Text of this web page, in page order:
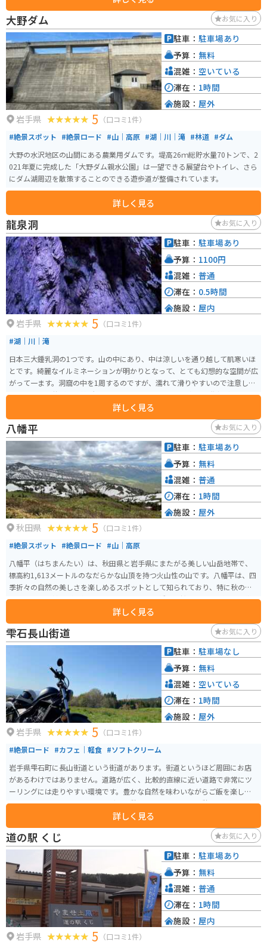
されており、畜産の歴史を知ることもできます。 園内には、ガイド付きツア
ーもあり、通常は立ち入ることができない生産現場や100年の森などを見学で
きます。特に、国の重要文化財に指定されている牛舎やサイロは必見です。農
場産の新鮮な食材を使った料理が堪能できるレストランやカフェがあり、こ
こでしか味わえないメニューが揃っています。岩手山を背景にした美しい景
色を楽しみながら、一日中ゆったりと過ごせるスポットです。
大野ダム お気に入り
岩手県 5 （口コミ1件）
#絶景スポット #絶景ロード #山｜高原 #湖｜川｜滝 #林道 #ダム
大野の水沢地区の山間にある農業用ダムです。堤高26ｍ総貯水量70トンで、2
021年夏に完成した「大野ダム親水公園」は一望できる展望台やトイレ、さら
にダム湖周辺を散策することのできる遊歩道が整備されています。
詳しく見る
駐車： 駐車場あり
予算： 無料
混雑： 空いている
滞在： 1時間
施設： 屋外
龍泉洞 お気に入り
岩手県 5 （口コミ1件）
#湖｜川｜滝
日本三大鍾乳洞の1つです。山の中にあり、中は涼しいを通り越して肌寒いほ
とです。綺麗なイルミネーションが明かりとなって、とても幻想的な空間が広
がって一ます。洞窟の中を1周するのですが、濡れて滑りやすいので注意して
ください。天井が低い箇所もあり頭もぶつかります。途中急な階段があり、
詳しく見る
駐車： 駐車場あり
予算： 1100円
混雑： 普通
滞在： 0.5時間
施設： 屋内
八幡平 お気に入り
秋田県 5 （口コミ1件）
#絶景スポット #絶景ロード #山｜高原
八幡平（はちまんたい）は、秋田県と岩手県にまたがる美しい山岳地帯で、
標高約1,613メートルのなだらかな山頂を持つ火山性の山です。八幡平は、四
季折々の自然の美しさを楽しめるスポットとして知られており、特に秋の紅
葉や夏の高山植物が人気です。山頂付近には八幡沼や鏡沼といった湿原地帯
が広がり、ハイキングコースも整備されています。山頂は真夏でも15度とい
う涼しさ。 平安の昔、坂上田村麻呂が朝廷から遣わされてここへ来た時に、
美しい景色に感動し、八幡大菩薩に感謝をこめて「八幡平」と名づけたと
か。そのシンボルである八幡沼は、八幡平の湖沼の中で一番大きい沼。エメ
ラルドグリーンに輝く沼の周囲には、ミズバショウ、ニッコウキスゲ、チン
グルマ、ワタスゲと、高山植物が、雪解けから夏まで、リレーのように咲い
ングを楽しみながら絶景を堪能することができます。冬には雪景色が広が
り、スキーやスノーボードといったウィンタースポーツも盛んです。 また、
松川温泉側から山頂をめざす八幡平樹海ラインに沿いには、蒸気が吹き出る
「太古の息吹」や、藤七温泉、大昔の噴火によってできた蓬莱境など、八幡
を走行してみると、アスピーテライン側とは、樹木の種類が異なっているこ
とにも気がつくでしょう。
詳しく見る
駐車： 駐車場あり
予算： 無料
混雑： 普通
滞在： 1時間
施設： 屋外
雫石長山街道 お気に入り
岩手県 5 （口コミ1件）
#絶景ロード #カフェ｜軽食 #ソフトクリーム
岩手県雫石町に長山街道という街道があります。街道というほど周囲にお店
があるわけではありません。道路が広く、比較的直線に近い道路で非常にツ
ーリングには走りやすい環境です。豊かな自然を味わいながらご飯を楽しめ
るカフェもあります。ツーリングの休憩と昼食やコーヒー休憩をとることが
とっておきのスポットです。小岩井農場へのアクセスも良好で、お子様との
タンデムツーリングと共に動物とのふれあい体験などもおすすめです。ま
た、長山街道から小岩井農場へ向かう道中や、小岩井農場周辺は、春になる
と盛大な桜並木が待ち受けています！夏の避暑もおすすめですが、春のお花
見と共にツーリングを楽しむこともできます！ 道中に整備されている駐車場
はないため、休憩などは『花工房らら倶楽部』様脇の駐車場をご利用いただ
くのがおすすめです。（※お店を利用するお客様も利用している駐車場です
ので、混雑時は十分にご注意ください。）交通量は多くありませんが、道路
への駐停車はお気を付けください。
詳しく見る
駐車： 駐車場なし
予算： 無料
混雑： 空いている
滞在： 1時間
施設： 屋外
道の駅 くじ お気に入り
岩手県 5 （口コミ1件）
駐車： 駐車場あり
予算： 無料
混雑： 普通
滞在： 1時間
施設： 屋内